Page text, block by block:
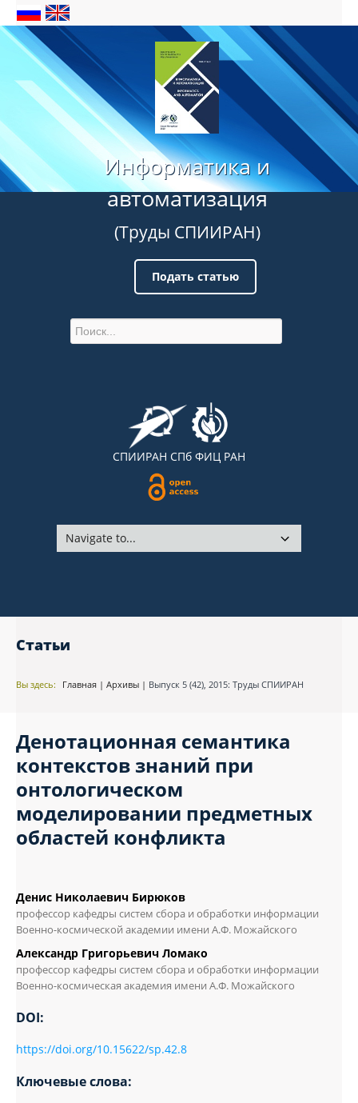
Информатика и
автоматизация
(Труды СПИИРАН)
Подать статью
СПИИРАН СПб ФИЦ РАН
Статьи
Вы здесь: Главная | Архивы | Выпуск 5 (42), 2015: Труды СПИИРАН
Денотационная семантика
контекстов знаний при
онтологическом
моделировании предметных
областей конфликта
Денис Николаевич Бирюков
профессор кафедры систем сбора и обработки информации
Военно-космической академии имени А.Ф. Можайского
Александр Григорьевич Ломако
профессор кафедры систем сбора и обработки информации
Военно-космическая академия имени А.Ф. Можайского
DOI:
https://doi.org/10.15622/sp.42.8
Ключевые слова: